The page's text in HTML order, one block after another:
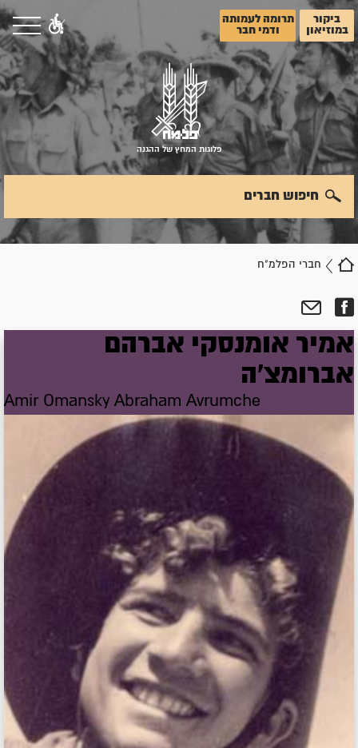
ביקור
במוזיאון
תרומה לעמותה
ודמי חבר
פלוגות המחץ של ההגנה
חברי הפלמ"ח
חיפוש חברים
אמיר אומנסקי אברהם
אברומצ'ה
Amir Omansky Abraham Avrumche